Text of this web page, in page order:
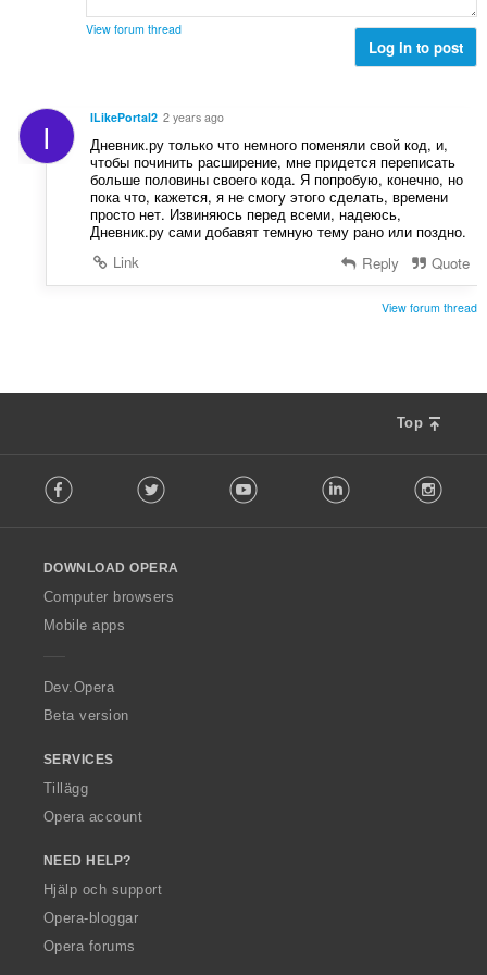
g
l
y
g
:
View forum thread
Log in to post
I ILikePortal2 2 years ago
Дневник.ру только что немного поменяли свой код, и,
чтобы починить расширение, мне придется переписать
больше половины своего кода. Я попробую, конечно, но
пока что, кажется, я не смогу этого сделать, времени
просто нет. Извиняюсь перед всеми, надеюсь,
Дневник.ру сами добавят темную тему рано или поздно.
Link
Reply Quote
View forum thread
Top
o
w
O
p
a
Facebook Twitter Youtube LinkedIn
DOWNLOAD OPERA
Computer browsers
Mobile apps
Dev.Opera
Beta version
SERVICES
Tillägg
Opera account
NEED HELP?
Hjälp och support
Opera-bloggar
Opera forums